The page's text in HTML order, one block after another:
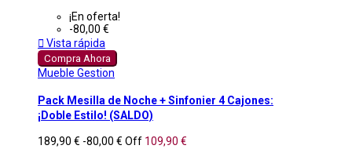
¡En oferta!
-80,00 €
 Vista rápida
Compra Ahora
Mueble Gestion
Pack Mesilla de Noche + Sinfonier 4 Cajones:
¡Doble Estilo! (SALDO)
189,90 € -80,00 € Off 109,90 €